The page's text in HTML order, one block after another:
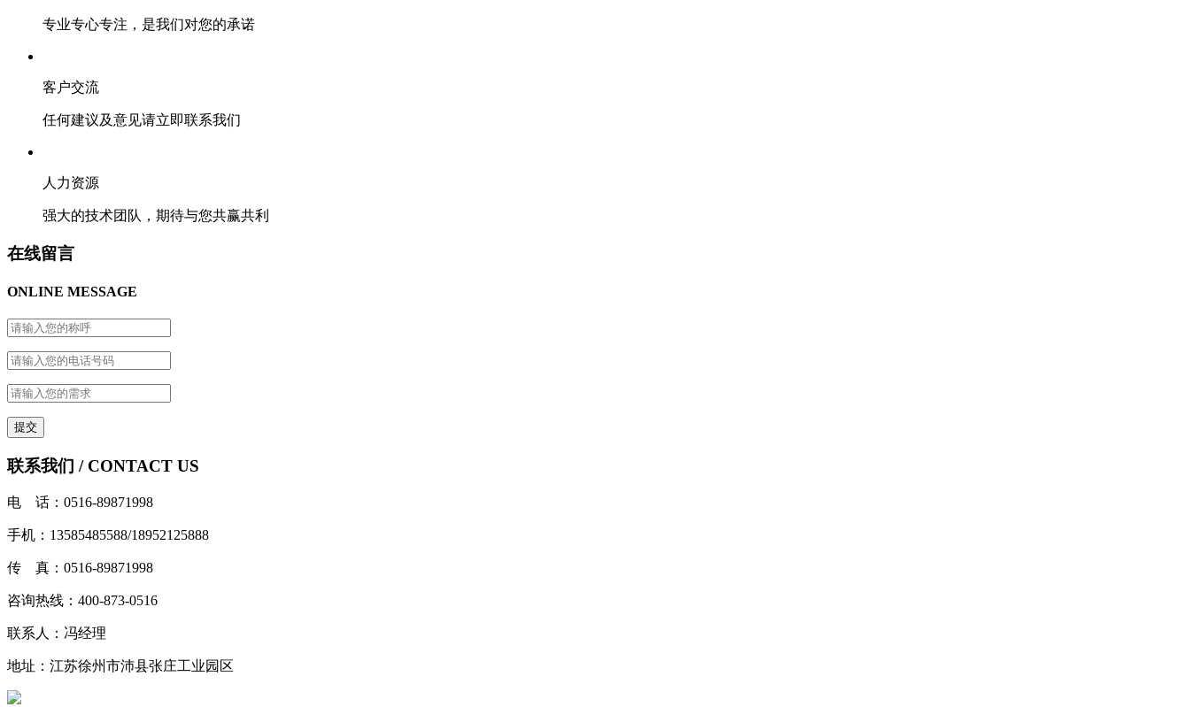
专业专心专注，是我们对您的承诺
客户交流
任何建议及意见请立即联系我们
人力资源
强大的技术团队，期待与您共赢共利
在线留言
ONLINE MESSAGE
联系我们 / CONTACT US
电 话：0516-89871998
手机：13585485588/18952125888
传 真：0516-89871998
咨询热线：400-873-0516
联系人：冯经理
地址：江苏徐州市沛县张庄工业园区